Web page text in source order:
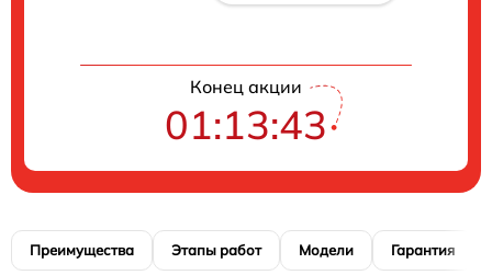
Конец акции
01:13:42
Преимущества Этапы работ Модели Гарантия